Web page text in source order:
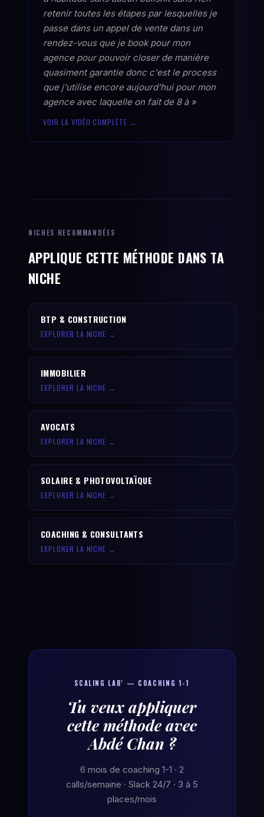
retenir toutes les étapes par lesquelles je
passe dans un appel de vente dans un
rendez-vous que je book pour mon
agence pour pouvoir closer de manière
quasiment garantie donc c'est le process
que j'utilise encore aujourd'hui pour mon
agence avec laquelle on fait de 8 à »
VOIR LA VIDÉO COMPLÈTE →
NICHES RECOMMANDÉES
APPLIQUE CETTE MÉTHODE DANS TA
NICHE
BTP & CONSTRUCTION
EXPLORER LA NICHE →
IMMOBILIER
EXPLORER LA NICHE →
AVOCATS
EXPLORER LA NICHE →
SOLAIRE & PHOTOVOLTAÏQUE
EXPLORER LA NICHE →
COACHING & CONSULTANTS
EXPLORER LA NICHE →
SCALING LAB' — COACHING 1-1
Tu veux appliquer
cette méthode avec
Abdé Chan ?
6 mois de coaching 1-1 · 2
calls/semaine · Slack 24/7 · 3 à 5
places/mois